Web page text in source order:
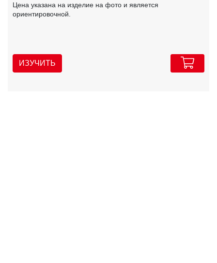
Цена указана на изделие на фото и является
ориентировочной.
ИЗУЧИТЬ